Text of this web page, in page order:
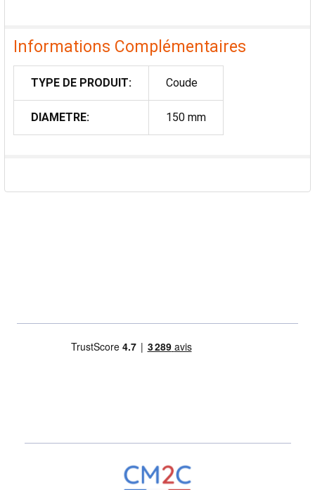
Informations Complémentaires
TYPE DE PRODUIT: Coude
DIAMETRE: 150 mm